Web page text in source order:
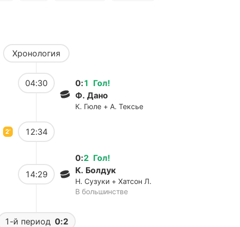
Хронология
04:30 Гол!
0:1
Ф. Дано
К. Гюле + А. Тексье
2’ 12:34
14:29
Гол!
0:2
К. Болдук
Н. Сузуки + Хатсон Л.
В большинстве
1-й период 0:2